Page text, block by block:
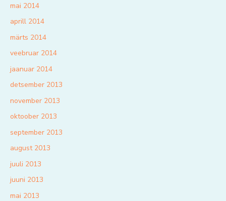
mai 2014
aprill 2014
märts 2014
veebruar 2014
jaanuar 2014
detsember 2013
november 2013
oktoober 2013
september 2013
august 2013
juuli 2013
juuni 2013
mai 2013